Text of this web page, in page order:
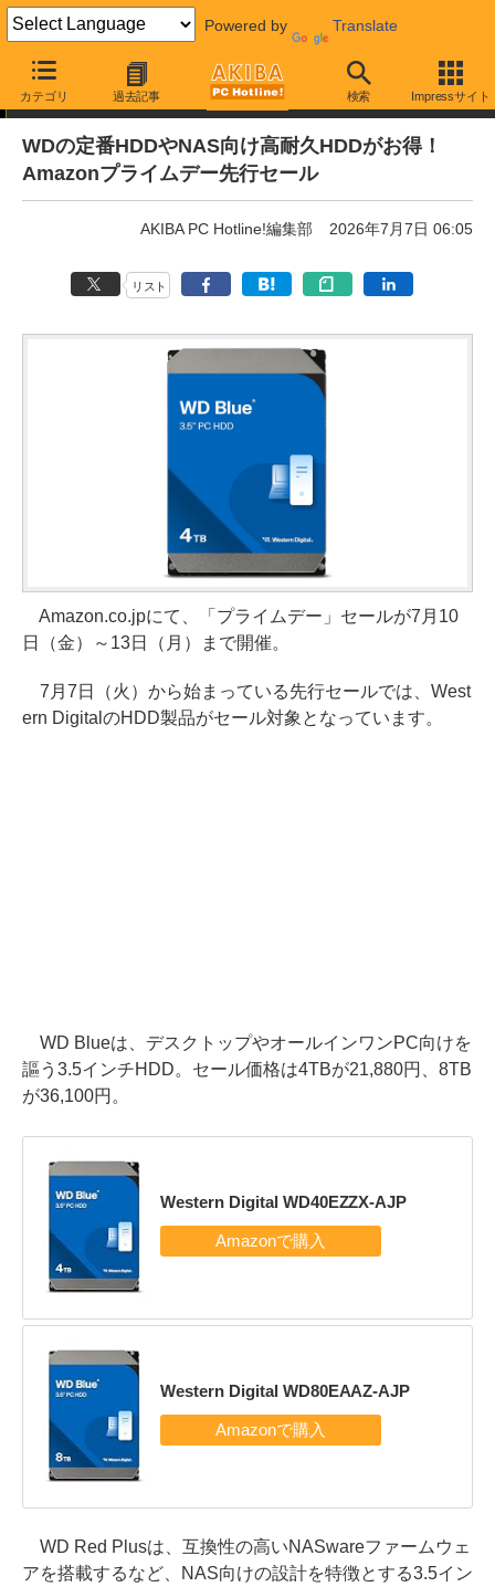
Powered by Translate
カテゴリ 過去記事 検索 Impressサイト
通販セール
WDの定番HDDやNAS向け高耐久HDDがお得！
Amazonプライムデー先行セール
AKIBA PC Hotline!編集部 2026年7月7日 06:05
リスト
Amazon.co.jpにて、「プライムデー」セールが7月10
日（金）～13日（月）まで開催。
7月7日（火）から始まっている先行セールでは、West
ern DigitalのHDD製品がセール対象となっています。
WD Blueは、デスクトップやオールインワンPC向けを
謳う3.5インチHDD。セール価格は4TBが21,880円、8TB
が36,100円。
Western Digital WD40EZZX-AJP
Western Digital WD80EAAZ-AJP
WD Red Plusは、互換性の高いNASwareファームウェ
アを搭載するなど、NAS向けの設計を特徴とする3.5イン